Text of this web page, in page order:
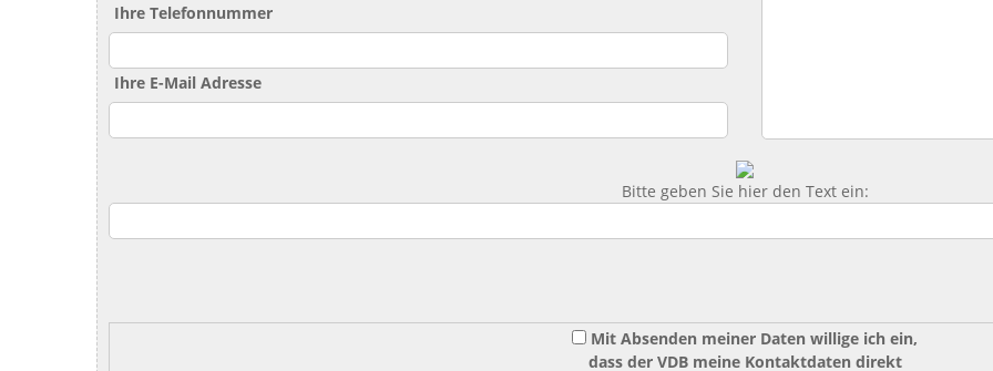
Ihre Telefonnummer
Ihre E-Mail Adresse
Bitte geben Sie hier den Text ein:
Mit Absenden meiner Daten willige ich ein,
dass der VDB meine Kontaktdaten direkt